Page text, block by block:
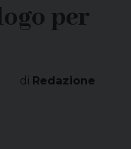
per
di Redazione